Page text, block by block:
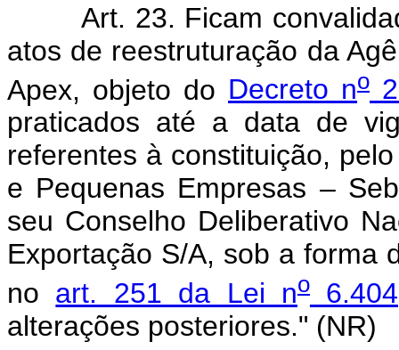
Art. 23. Ficam
atos de reestruturação da
Apex, objeto do Decreto no
praticados até a data de
referentes à constituição,
e Pequenas Empresas –
seu Conselho Deliberativo
Exportação S/A, sob a forma
no art. 251 da Lei no
alterações posteriores." (NR)